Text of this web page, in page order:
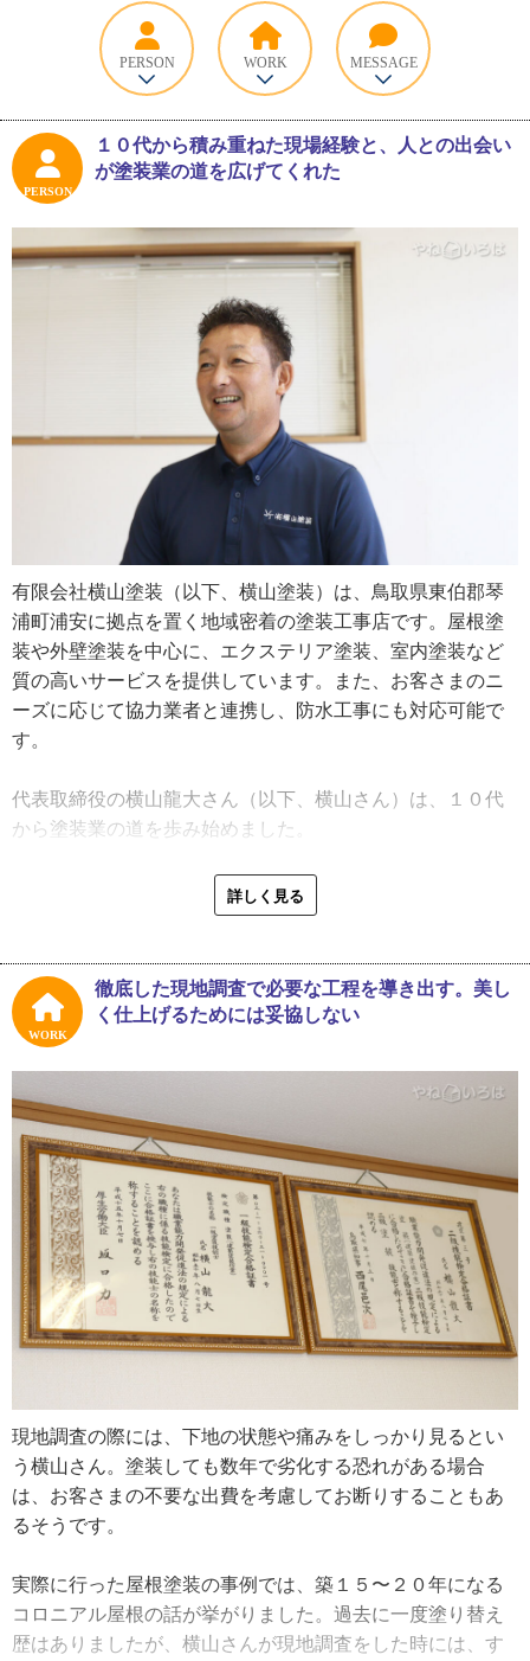
PERSON WORK MESSAGE
PERSON
１０代から積み重ねた現場経験と、人との出会い
が塗装業の道を広げてくれた
有限会社横山塗装（以下、横山塗装）は、鳥取県東伯郡琴
浦町浦安に拠点を置く地域密着の塗装工事店です。屋根塗
装や外壁塗装を中心に、エクステリア塗装、室内塗装など
質の高いサービスを提供しています。また、お客さまのニ
ーズに応じて協力業者と連携し、防水工事にも対応可能で
す。
代表取締役の横山龍大さん（以下、横山さん）は、１０代
から塗装業の道を歩み始めました。
うに丁寧に教える風潮はなく、仕事は見て覚えるものとさ
れていたそうです。現場で実践を繰り返し、自宅でハケ塗
た。
横山さんは培った技術をもとに、２１歳で独立を果たしま
努力と多くの人の支えにより、少しずつ会社は軌道に乗り
ました。
「最初は単価の相場もわからず、見積りを作成するにも苦
労しました。本屋で参考書を購入したり、同業の知人に教
えてもらったりして学びました。今があるのは、周囲の人
たちに助けられたおかげです。独立してからの仕事も徐々
に慣れていきました。古くなった壁が自分たちの手で新品
のように蘇る時がとても気持ちいいですね。お客さまが喜
んでくださる姿もモチベーションの一つです」
る会社となりました。将来的にはSNSや動画を活用する計
画を立てつつ、規模の拡大よりも現在できることを全力で
取り組む姿勢に重きを置いているそうです。
詳しく見る
WORK
徹底した現地調査で必要な工程を導き出す。美し
く仕上げるためには妥協しない
現地調査の際には、下地の状態や痛みをしっかり見るとい
う横山さん。塗装しても数年で劣化する恐れがある場合
は、お客さまの不要な出費を考慮してお断りすることもあ
るそうです。
実際に行った屋根塗装の事例では、築１５〜２０年になる
コロニアル屋根の話が挙がりました。過去に一度塗り替え
歴はありましたが、横山さんが現地調査をした時には、す